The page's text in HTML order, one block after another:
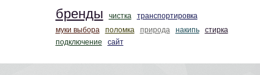
бренды чистка
транспортировка
муки выбора
поломка природа накипь
стирка
подключение
сайт